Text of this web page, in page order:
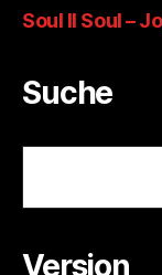
Soul II Soul –
Suche
Version